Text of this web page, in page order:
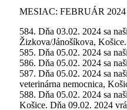
MESIAC: FEBRUÁR 2024
584. Dňa 03.02. 2024 sa
Žizkova/Jánošíkova,
585. Dňa 05.02. 2024 sa
586. Dňa 05.02. 2024 sa
587. Dňa 05.02. 2024 sa
veterinárna nemocnica,
588. Dňa 05.02. 2024 sa
Košice. Dňa 09.02. 2024